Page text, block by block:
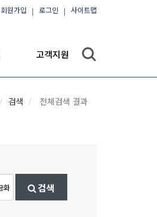
회원가입 로그인 사이트맵
고객지원
검색 전체검색 결과
검색